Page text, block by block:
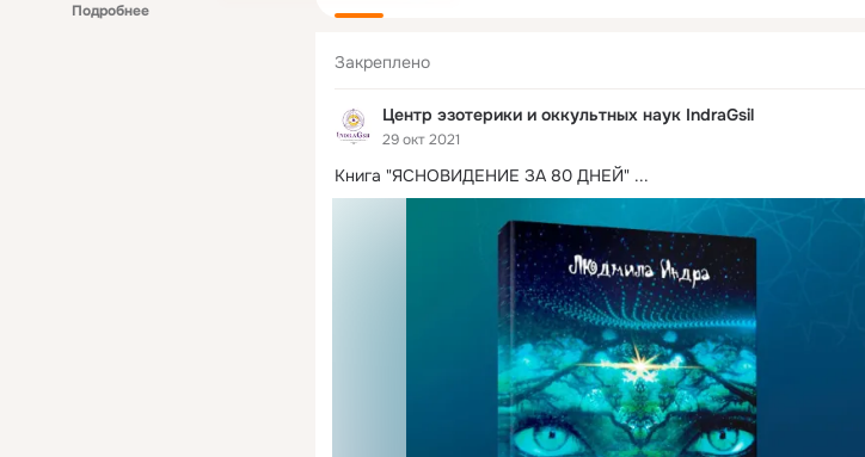
Подробнее
Закреплено
Центр эзотерики и оккультных наук IndraGsil
29 окт 2021
Книга "ЯСНОВИДЕНИЕ ЗА 80 ДНЕЙ" ...